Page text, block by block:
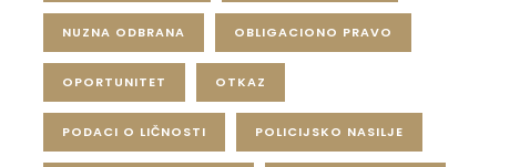
NUZNA ODBRANA OBLIGACIONO PRAVO
OPORTUNITET OTKAZ
PODACI O LIČNOSTI POLICIJSKO NASILJE